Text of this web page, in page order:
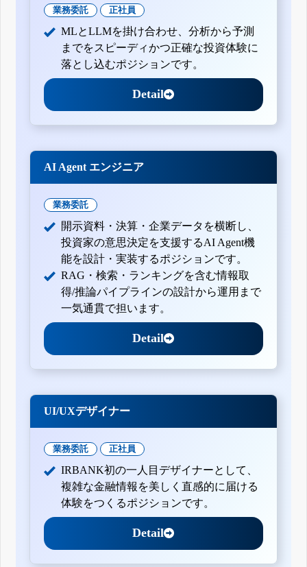
業務委託 正社員
MLとLLMを掛け合わせ、分析から予測
までをスピーディかつ正確な投資体験に
落とし込むポジションです。
Detail
AI Agent エンジニア
業務委託
開示資料・決算・企業データを横断し、
投資家の意思決定を支援するAI Agent機
能を設計・実装するポジションです。
RAG・検索・ランキングを含む情報取
得/推論パイプラインの設計から運用まで
一気通貫で担います。
Detail
UI/UXデザイナー
業務委託 正社員
IRBANK初の一人目デザイナーとして、
複雑な金融情報を美しく直感的に届ける
体験をつくるポジションです。
Detail